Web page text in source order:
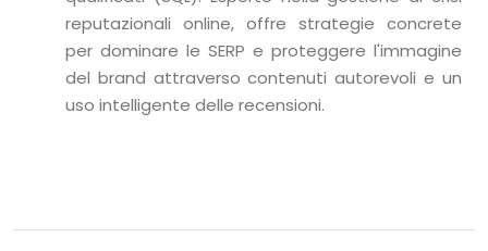
reputazionali online, offre strategie concrete
per dominare le SERP e proteggere l'immagine
del brand attraverso contenuti autorevoli e un
uso intelligente delle recensioni.